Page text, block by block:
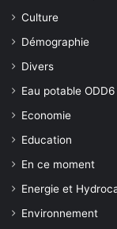
Culture
Démographie
Divers
Eau potable ODD6
Economie
Education
En ce moment
Energie et
Environnement